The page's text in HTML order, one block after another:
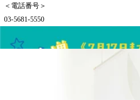
＜電話番号＞
03-5681-5550
＜住所＞西新井駅から徒歩3分！！
東京都足立区西新井栄町-17-1